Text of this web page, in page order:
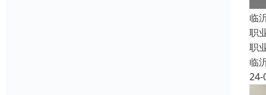
临
职
职
临
24-